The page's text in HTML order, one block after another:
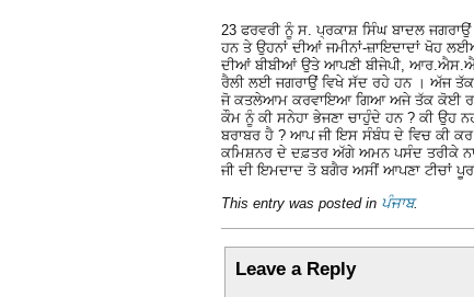
23 ਫਰਵਰੀ ਨੂੰ ਸ. ਪ੍ਰਕਾਸ਼ ਸਿੰਘ ਬਾਦਲ ਜਗਰਾਉਂ
ਹਨ ਤੇ ਉਹਨਾਂ ਦੀਆਂ ਜਮੀਨਾਂ-ਜ਼ਾਇਦਾਦਾਂ ਖੋਹ
ਦੀਆਂ ਬੀਬੀਆਂ ਉਤੇ ਆਪਣੀ ਬੀਜੇਪੀ, ਆਰ.ਐਸ.ਐਸ.
ਰੈਲੀ ਲਈ ਜਗਰਾਉਂ ਵਿਖੇ ਸੱਦ ਰਹੇ ਹਨ । ਅੱਜ ਤੱਕ
ਜੋ ਕਤਲੇਆਮ ਕਰਵਾਇਆ ਗਿਆ ਅਜੇ ਤੱਕ ਕੋਈ
ਕੌਮ ਨੂੰ ਕੀ ਸਨੇਹਾ ਭੇਜਣਾ ਚਾਹੁੰਦੇ ਹਨ ? ਕੀ ਉਹ
ਬਰਾਬਰ ਹੈ ? ਆਪ ਜੀ ਇਸ ਸੰਬੰਧ ਦੇ ਵਿਚ ਕੀ ਕਰ
ਕਮਿਸ਼ਨਰ ਦੇ ਦਫ਼ਤਰ ਅੱਗੇ ਅਮਨ ਪਸੰਦ ਤਰੀਕੇ
ਜੀ ਦੀ ਇਮਦਾਦ ਤੋ ਬਗੈਰ ਅਸੀਂ ਆਪਣਾ ਟੀਚਾਂ
This entry was posted in ਪੰਜਾਬ.
Leave a Reply